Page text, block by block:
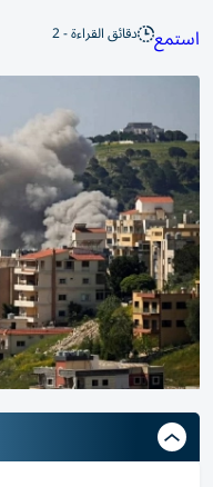
استمع دقائق القراءة - 2